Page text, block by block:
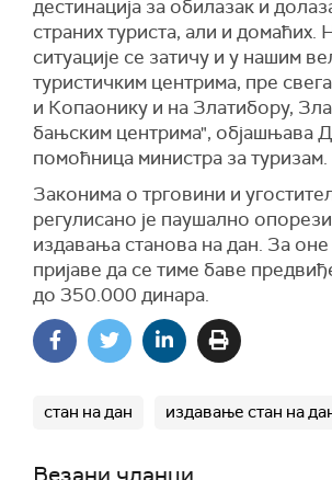
дестинација за обилазак и
страних туриста, али и домаћих.
ситуације се затичу и у нашим
туристичким центрима, пре
и Копаонику и на Златибору,
бањским центрима", објашњава
помоћница министра за туризам.
Законима о трговини и
регулисано је паушално
издавања станова на дан. За оне
пријаве да се тиме баве
до 350.000 динара.
стан на дан издавање стан на